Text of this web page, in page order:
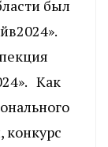
был
Как
конкурс